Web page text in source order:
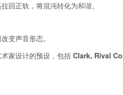
回正轨，将混沌转化为和谐。
变声音形态。
家设计的预设，包括 Clark, Rival